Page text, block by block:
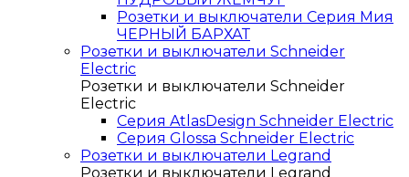
Розетки и выключатели Серия Мия
ЧЕРНЫЙ БАРХАТ
Розетки и выключатели Schneider
Electric
Розетки и выключатели Schneider
Electric
Серия AtlasDesign Schneider Electric
Серия Glossa Schneider Electric
Розетки и выключатели Legrand
Розетки и выключатели Legrand